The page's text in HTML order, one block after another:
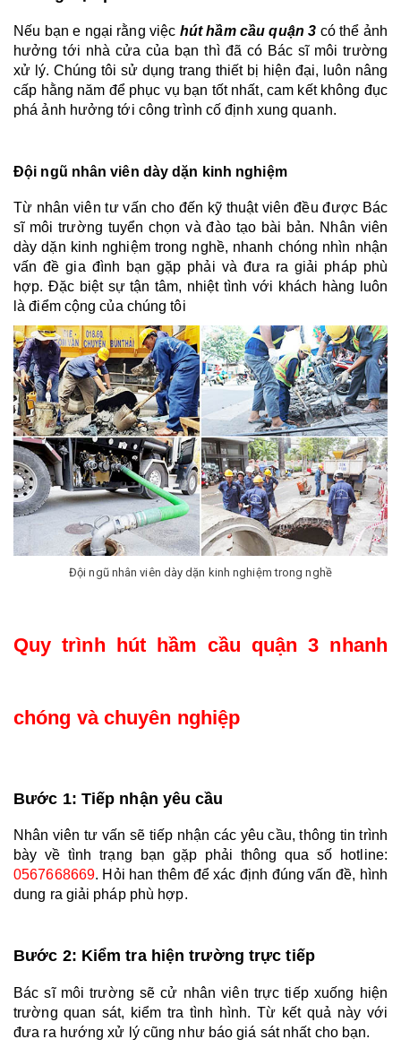
Nếu bạn e ngại rằng việc hút hầm cầu quận 3 có thể ảnh
hưởng tới nhà cửa của bạn thì đã có Bác sĩ môi trường
xử lý. Chúng tôi sử dụng trang thiết bị hiện đại, luôn nâng
cấp hằng năm để phục vụ bạn tốt nhất, cam kết không đục
phá ảnh hưởng tới công trình cố định xung quanh.
Đội ngũ nhân viên dày dặn kinh nghiệm
Từ nhân viên tư vấn cho đến kỹ thuật viên đều được Bác
sĩ môi trường tuyển chọn và đào tạo bài bản. Nhân viên
dày dặn kinh nghiệm trong nghề, nhanh chóng nhìn nhận
vấn đề gia đình bạn gặp phải và đưa ra giải pháp phù
hợp. Đặc biệt sự tận tâm, nhiệt tình với khách hàng luôn
là điểm cộng của chúng tôi
Đội ngũ nhân viên dày dặn kinh nghiệm trong nghề
Quy trình hút hầm cầu quận 3 nhanh
chóng và chuyên nghiệp
Bước 1: Tiếp nhận yêu cầu
Nhân viên tư vấn sẽ tiếp nhận các yêu cầu, thông tin trình
0567668669. Hỏi han thêm để xác định đúng vấn đề, hình
dung ra giải pháp phù hợp.
Bước 2: Kiểm tra hiện trường trực tiếp
Bác sĩ môi trường sẽ cử nhân viên trực tiếp xuống hiện
trường quan sát, kiểm tra tình hình. Từ kết quả này với
đưa ra hướng xử lý cũng như báo giá sát nhất cho bạn.